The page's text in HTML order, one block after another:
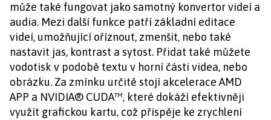
může také fungovat jako samotný konvertor videí a
audia. Mezi další funkce patří základní editace
videí, umožňující oříznout, zmenšit, nebo také
nastavit jas, kontrast a sytost. Přidat také můžete
vodotisk v podobě textu v horní části videa, nebo
obrázku. Za zmínku určitě stojí akcelerace AMD
APP a NVIDIA® CUDA™, které dokáží efektivněji
využít grafickou kartu, což přispěje ke zrychlení